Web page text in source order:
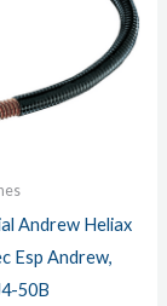
Andrew Heliax
Esp Andrew,
50B